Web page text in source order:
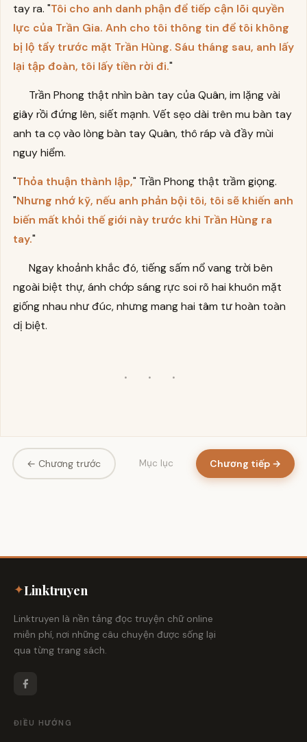
tay ra. "Tôi cho anh danh phận để tiếp cận lõi quyền
lực của Trần Gia. Anh cho tôi thông tin để tôi không
bị lộ tẩy trước mặt Trần Hùng. Sáu tháng sau, anh lấy
lại tập đoàn, tôi lấy tiền rời đi."
Trần Phong thật nhìn bàn tay của Quân, im lặng vài
giây rồi đứng lên, siết mạnh. Vết sẹo dài trên mu bàn tay
anh ta cọ vào lòng bàn tay Quân, thô ráp và đầy mùi
nguy hiểm.
"Thỏa thuận thành lập," Trần Phong thật trầm giọng.
"Nhưng nhớ kỹ, nếu anh phản bội tôi, tôi sẽ khiến anh
biến mất khỏi thế giới này trước khi Trần Hùng ra
tay."
Ngay khoảnh khắc đó, tiếng sấm nổ vang trời bên
ngoài biệt thự, ánh chớp sáng rực soi rõ hai khuôn mặt
giống nhau như đúc, nhưng mang hai tâm tư hoàn toàn
dị biệt.
· · ·
← Chương trước Mục lục Chương tiếp →
✦Linktruyen
Linktruyen là nền tảng đọc truyện chữ online
miễn phí, nơi những câu chuyện được sống lại
qua từng trang sách.
ĐIỀU HƯỚNG